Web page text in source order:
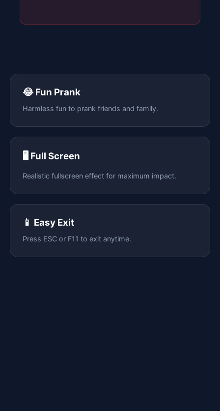
😂 Fun Prank
Harmless fun to prank friends and family.
🖥️ Full Screen
Realistic fullscreen effect for maximum impact.
📱 Easy Exit
Press ESC or F11 to exit anytime.